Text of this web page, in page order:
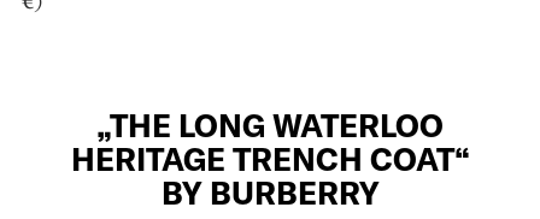
„THE LONG WATERLOO
HERITAGE TRENCH COAT“
BY BURBERRY